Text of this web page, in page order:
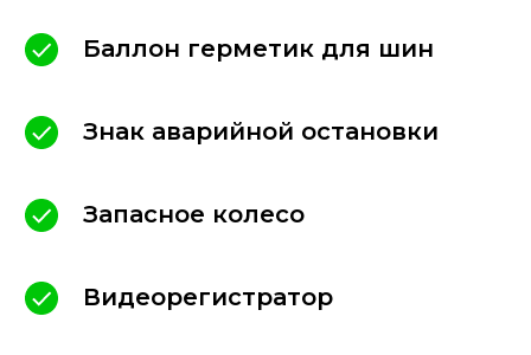
Баллон герметик для шин
Знак аварийной остановки
Запасное колесо
Видеорегистратор
пожалуйста оставьте сообщение
директору.
Написать в MAX